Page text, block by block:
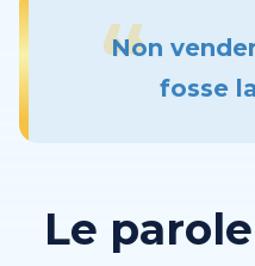
Non
fosse
Le